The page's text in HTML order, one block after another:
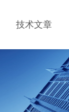
技术文章